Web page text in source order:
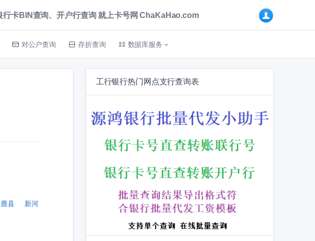
卡BIN查询、开户行查询 就上卡号网 ChaKaHao.com
对公户查询 存折查询 数据库服务
县 新河
工行银行热门网点支行查询表